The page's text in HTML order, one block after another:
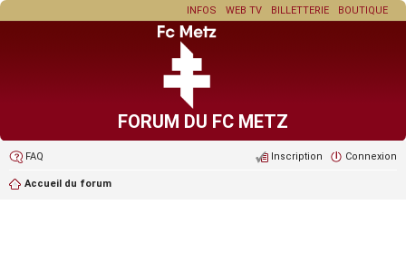
BOUTIQUE
BILLETTERIE
WEB TV
INFOS
FORUM DU FC METZ
FAQ Connexion
Inscription
Accueil du forum